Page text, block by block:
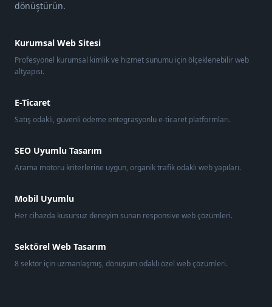
dönüştürün.
Kurumsal Web Sitesi
Profesyonel kurumsal kimlik ve hizmet sunumu için ölçeklenebilir web
altyapısı.
E-Ticaret
Satış odaklı, güvenli ödeme entegrasyonlu e-ticaret platformları.
SEO Uyumlu Tasarım
Arama motoru kriterlerine uygun, organik trafik odaklı web yapıları.
Mobil Uyumlu
Her cihazda kusursuz deneyim sunan responsive web çözümleri.
Sektörel Web Tasarım
8 sektör için uzmanlaşmış, dönüşüm odaklı özel web çözümleri.